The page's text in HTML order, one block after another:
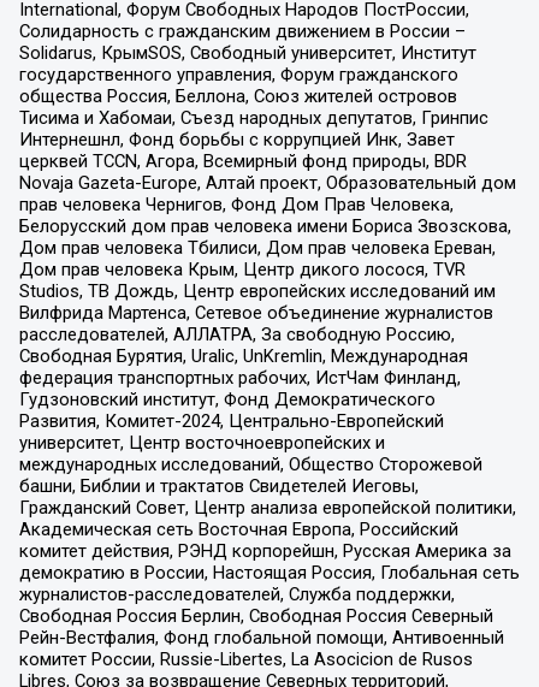
International, Форум Свободных Народов ПостРоссии,
Солидарность с гражданским движением в России –
Solidarus, КрымSOS, Свободный университет, Институт
государственного управления, Форум гражданского
общества Россия, Беллона, Союз жителей островов
Тисима и Хабомаи, Съезд народных депутатов, Гринпис
Интернешнл, Фонд борьбы с коррупцией Инк, Завет
церквей TCCN, Агора, Всемирный фонд природы, BDR
Novaja Gazeta-Europe, Алтай проект, Образовательный дом
прав человека Чернигов, Фонд Дом Прав Человека,
Белорусский дом прав человека имени Бориса Звозскова,
Дом прав человека Тбилиси, Дом прав человека Ереван,
Дом прав человека Крым, Центр дикого лосося, TVR
Studios, ТВ Дождь, Центр европейских исследований им
Вилфрида Мартенса, Сетевое объединение журналистов
расследователей, АЛЛАТРА, За свободную Россию,
Свободная Бурятия, Uralic, UnKremlin, Международная
федерация транспортных рабочих, ИстЧам Финланд,
Гудзоновский институт, Фонд Демократического
Развития, Комитет-2024, Центрально-Европейский
университет, Центр восточноевропейских и
международных исследований, Общество Сторожевой
башни, Библии и трактатов Свидетелей Иеговы,
Гражданский Совет, Центр анализа европейской политики,
Академическая сеть Восточная Европа, Российский
комитет действия, РЭНД корпорейшн, Русская Америка за
демократию в России, Настоящая Россия, Глобальная сеть
журналистов-расследователей, Служба поддержки,
Свободная Россия Берлин, Свободная Россия Северный
Рейн-Вестфалия, Фонд глобальной помощи, Антивоенный
комитет России, Russie-Libertes, La Asocicion de Rusos
Libres, Союз за возвращение Северных территорий,